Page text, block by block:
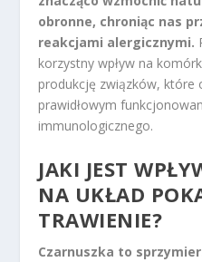
obronne, chroniąc nas
reakcjami alergicznymi.
korzystny wpływ na
produkcję związków, które
prawidłowym
immunologicznego.
JAKI JEST
NA UKŁAD
TRAWIENIE?
Czarnuszka to